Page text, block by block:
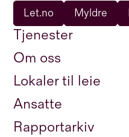
Tjenester
Om oss
Lokaler til leie
Ansatte
Rapportarkiv
Let.no Myldre